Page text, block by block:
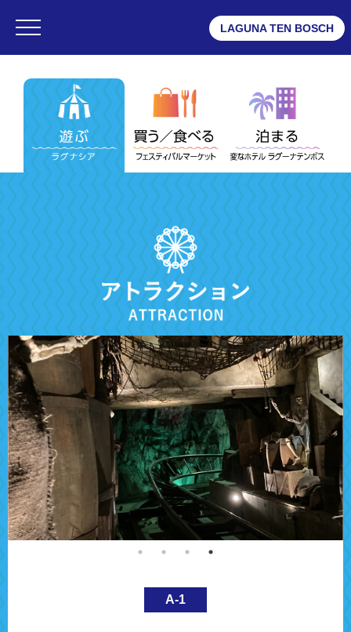
・フェスティバルマーケット
・変なホテル ラグーナテンボス
ラグナシア
・アトラクション
・エンターテイメントショー
・ショップ
・プール
・ゲストサービス
・よくある質問
・デジタルマップ
・団体予約
LAGUNA TEN BOSCH
A-1